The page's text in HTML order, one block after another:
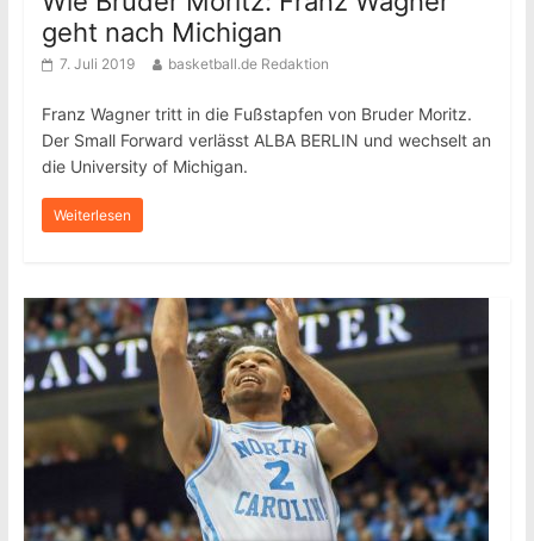
geht nach Michigan
7. Juli 2019 basketball.de Redaktion
Franz Wagner tritt in die Fußstapfen von Bruder Moritz.
Der Small Forward verlässt ALBA BERLIN und wechselt an
die University of Michigan.
Weiterlesen